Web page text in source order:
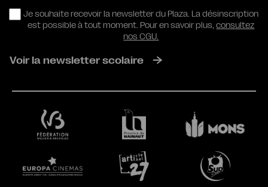
RGPD
Je souhaite recevoir la newsletter du Plaza. La désinscription
est possible à tout moment. Pour en savoir plus,consultez
nos CGU.
Voir la newsletter scolaire